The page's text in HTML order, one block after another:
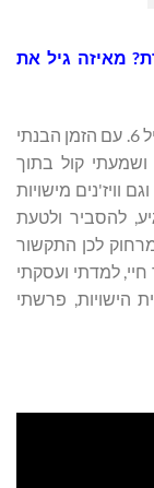
מאיזה גיל את
"נולדתי עם היכולת לראות מעבר כבר החל מגיל 6. עם הזמן הבנתי
קול בתוך
וויז'נים מישויות
להסביר ולטעת
מרחוק לכן התקשור
למדתי ועסקתי
משנת 2009, בהנחיית הישויות, פרשתי